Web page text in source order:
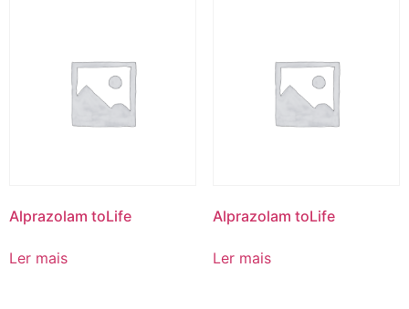
Alprazolam toLife
Ler mais
Alprazolam toLife
Ler mais